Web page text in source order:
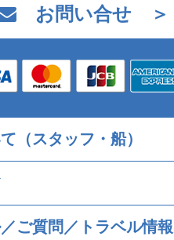
お問い合せ ＞
（スタッフ・船）
ご質問／トラベル情報